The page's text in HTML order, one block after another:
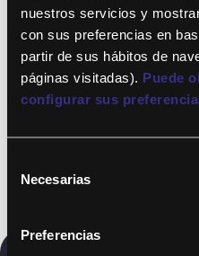
nuestros servicios y
con sus preferencias en
partir de sus hábitos de
páginas visitadas). Puede
configurar sus
Necesarias
Preferencias